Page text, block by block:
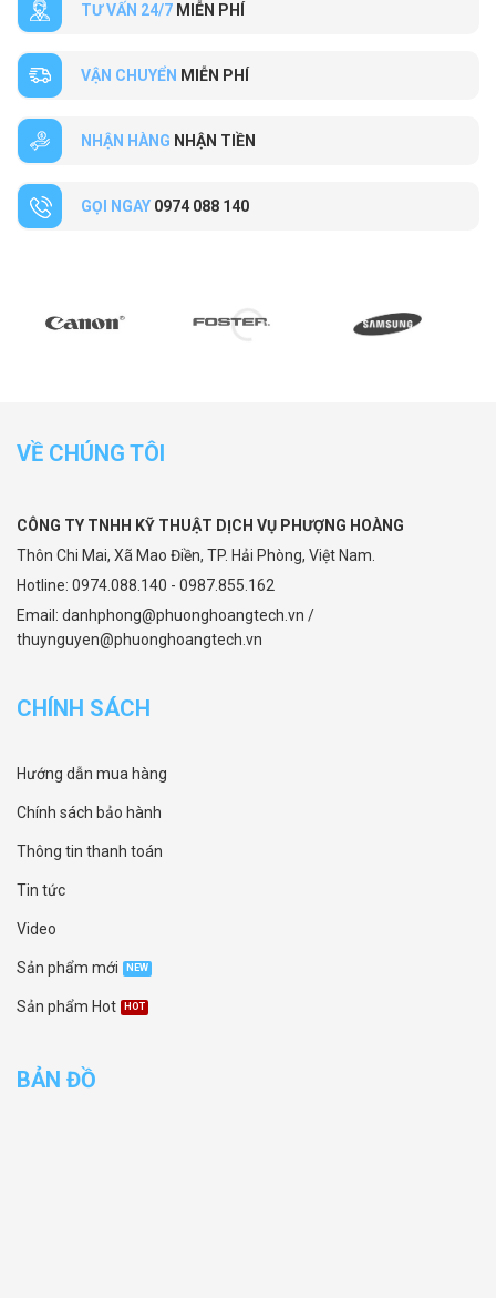
TƯ VẤN 24/7 MIỄN PHÍ
VẬN CHUYỂN MIỄN PHÍ
NHẬN HÀNG NHẬN TIỀN
GỌI NGAY 0974 088 140
VỀ CHÚNG TÔI
CÔNG TY TNHH KỸ THUẬT DỊCH VỤ PHƯỢNG HOÀNG
Thôn Chi Mai, Xã Mao Điền, TP. Hải Phòng, Việt Nam.
Hotline: 0974.088.140 - 0987.855.162
Email: danhphong@phuonghoangtech.vn /
thuynguyen@phuonghoangtech.vn
CHÍNH SÁCH
Hướng dẫn mua hàng
Chính sách bảo hành
Thông tin thanh toán
Tin tức
Video
Sản phẩm mới
Sản phẩm Hot
BẢN ĐỒ